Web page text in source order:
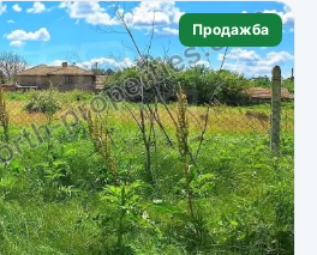
Продажба